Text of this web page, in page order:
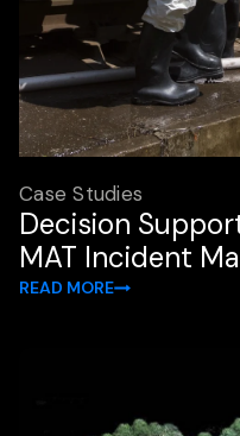
Case Studies
Decision
MAT Incident
READ MORE